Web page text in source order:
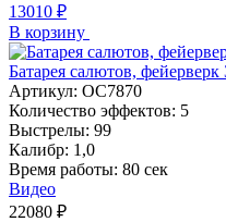
13010 ₽
В корзину
Батарея салютов,
Артикул: ОС7870
Количество эффектов: 5
Выстрелы: 99
Калибр: 1,0
Время работы: 80 сек
Видео
22080 ₽